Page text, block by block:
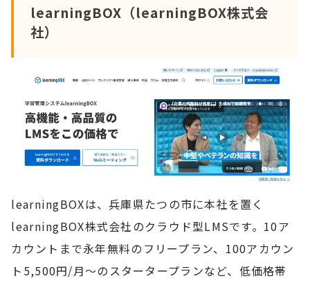
learningBOX（learningBOX株式会
社）
learningBOXは、兵庫県たつの市に本社を置く
learningBOX株式会社のクラウド型LMSです。10ア
カウントまで永年無料のフリープラン、100アカウン
ト5,500円/月〜のスタータープランなど、低価格帯